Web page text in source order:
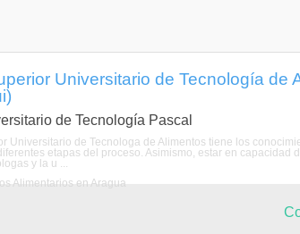
Universitario de Tecnología de
de Tecnología Pascal
Universitario de Tecnologa de Alimentos tiene los
etapas del proceso. Asimismo, estar en
y la u ...
Alimentarios en Aragua